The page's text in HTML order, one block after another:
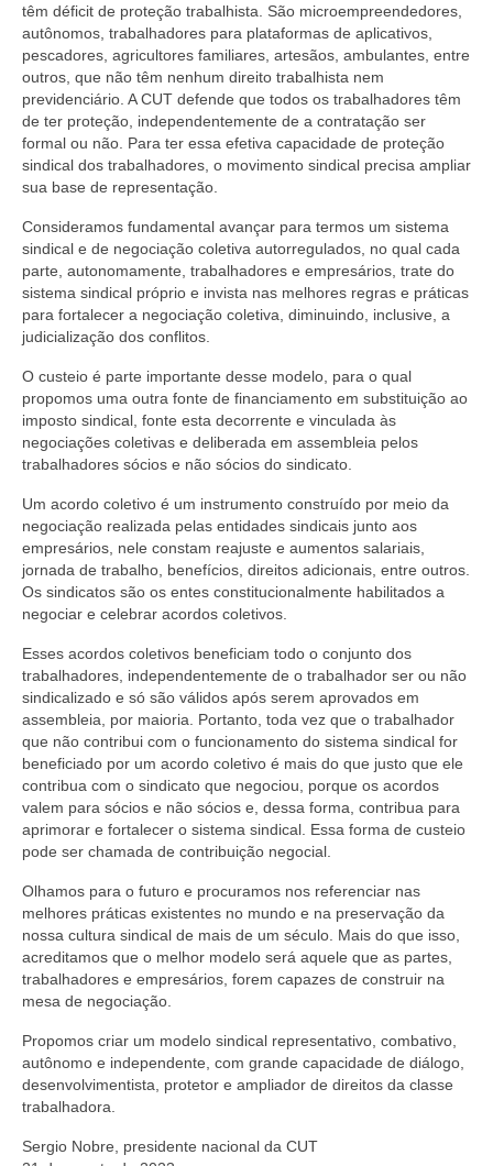
têm déficit de proteção trabalhista. São microempreendedores,
autônomos, trabalhadores para plataformas de aplicativos,
pescadores, agricultores familiares, artesãos, ambulantes, entre
outros, que não têm nenhum direito trabalhista nem
previdenciário. A CUT defende que todos os trabalhadores têm
de ter proteção, independentemente de a contratação ser
formal ou não. Para ter essa efetiva capacidade de proteção
sindical dos trabalhadores, o movimento sindical precisa ampliar
sua base de representação.
Consideramos fundamental avançar para termos um sistema
sindical e de negociação coletiva autorregulados, no qual cada
parte, autonomamente, trabalhadores e empresários, trate do
sistema sindical próprio e invista nas melhores regras e práticas
para fortalecer a negociação coletiva, diminuindo, inclusive, a
judicialização dos conflitos.
O custeio é parte importante desse modelo, para o qual
propomos uma outra fonte de financiamento em substituição ao
imposto sindical, fonte esta decorrente e vinculada às
negociações coletivas e deliberada em assembleia pelos
trabalhadores sócios e não sócios do sindicato.
Um acordo coletivo é um instrumento construído por meio da
negociação realizada pelas entidades sindicais junto aos
empresários, nele constam reajuste e aumentos salariais,
jornada de trabalho, benefícios, direitos adicionais, entre outros.
Os sindicatos são os entes constitucionalmente habilitados a
negociar e celebrar acordos coletivos.
Esses acordos coletivos beneficiam todo o conjunto dos
trabalhadores, independentemente de o trabalhador ser ou não
sindicalizado e só são válidos após serem aprovados em
assembleia, por maioria. Portanto, toda vez que o trabalhador
que não contribui com o funcionamento do sistema sindical for
beneficiado por um acordo coletivo é mais do que justo que ele
contribua com o sindicato que negociou, porque os acordos
valem para sócios e não sócios e, dessa forma, contribua para
aprimorar e fortalecer o sistema sindical. Essa forma de custeio
pode ser chamada de contribuição negocial.
Olhamos para o futuro e procuramos nos referenciar nas
melhores práticas existentes no mundo e na preservação da
nossa cultura sindical de mais de um século. Mais do que isso,
acreditamos que o melhor modelo será aquele que as partes,
trabalhadores e empresários, forem capazes de construir na
mesa de negociação.
Propomos criar um modelo sindical representativo, combativo,
autônomo e independente, com grande capacidade de diálogo,
desenvolvimentista, protetor e ampliador de direitos da classe
trabalhadora.
Sergio Nobre, presidente nacional da CUT